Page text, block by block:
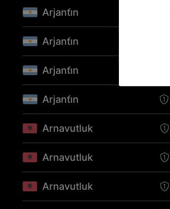
Arjanti̇n
Arjanti̇n
Arjanti̇n
Arjanti̇n
Arnavutluk
Arnavutluk
Arnavutluk